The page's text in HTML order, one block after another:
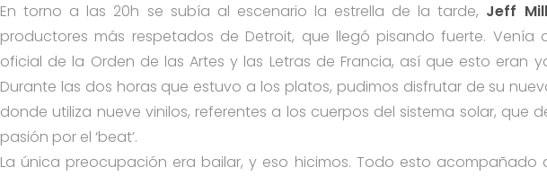
En torno a las 20h se subía al escenario la estrella de la tarde, Jeff
productores más respetados de Detroit, que llegó pisando fuerte. Venía
oficial de la Orden de las Artes y las Letras de Francia, así que esto eran
Durante las dos horas que estuvo a los platos, pudimos disfrutar de su
donde utiliza nueve vinilos, referentes a los cuerpos del sistema solar, que
pasión por el ‘beat’.
La única preocupación era bailar, y eso hicimos. Todo esto acompañado